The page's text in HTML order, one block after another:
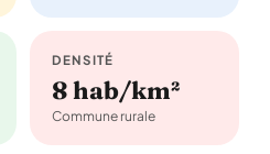
DENSITÉ
8 hab/km²
Commune rurale